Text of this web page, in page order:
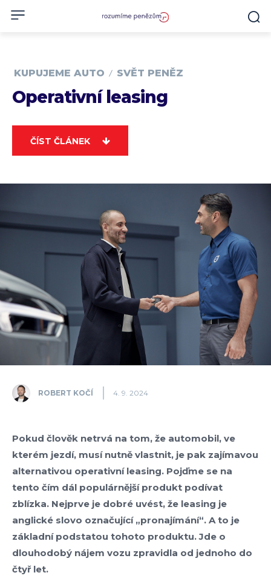
KUPUJEME AUTO SVĚT PENĚZ
Operativní leasing
ČÍST ČLÁNEK
ROBERT KOČÍ 4. 9. 2024
Pokud člověk netrvá na tom, že automobil, ve
kterém jezdí, musí nutně vlastnit, je pak zajímavou
alternativou operativní leasing. Pojďme se na
tento čím dál populárnější produkt podívat
zblízka. Nejprve je dobré uvést, že leasing je
anglické slovo označující „pronajímání“. A to je
základní podstatou tohoto produktu. Jde o
dlouhodobý nájem vozu zpravidla od jednoho do
čtyř let.